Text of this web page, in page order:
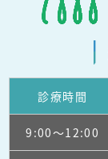
診療時間
9:00～12:00